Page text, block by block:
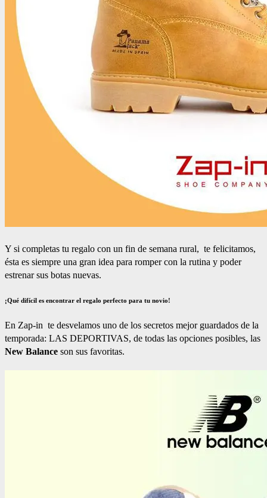
Y si completas tu regalo con un fin de semana rural, te felicitamos,
ésta es siempre una gran idea para romper con la rutina y poder
estrenar sus botas nuevas.
¡Qué difícil es encontrar el regalo perfecto para tu novio!
En Zap-in te desvelamos uno de los secretos mejor guardados de la
temporada: LAS DEPORTIVAS, de todas las opciones posibles, las
New Balance son sus favoritas.